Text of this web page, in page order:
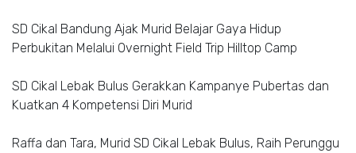
SD Cikal Bandung Ajak Murid Belajar Gaya Hidup
Perbukitan Melalui Overnight Field Trip Hilltop Camp
SD Cikal Lebak Bulus Gerakkan Kampanye Pubertas dan
Kuatkan 4 Kompetensi Diri Murid
Raffa dan Tara, Murid SD Cikal Lebak Bulus, Raih Perunggu